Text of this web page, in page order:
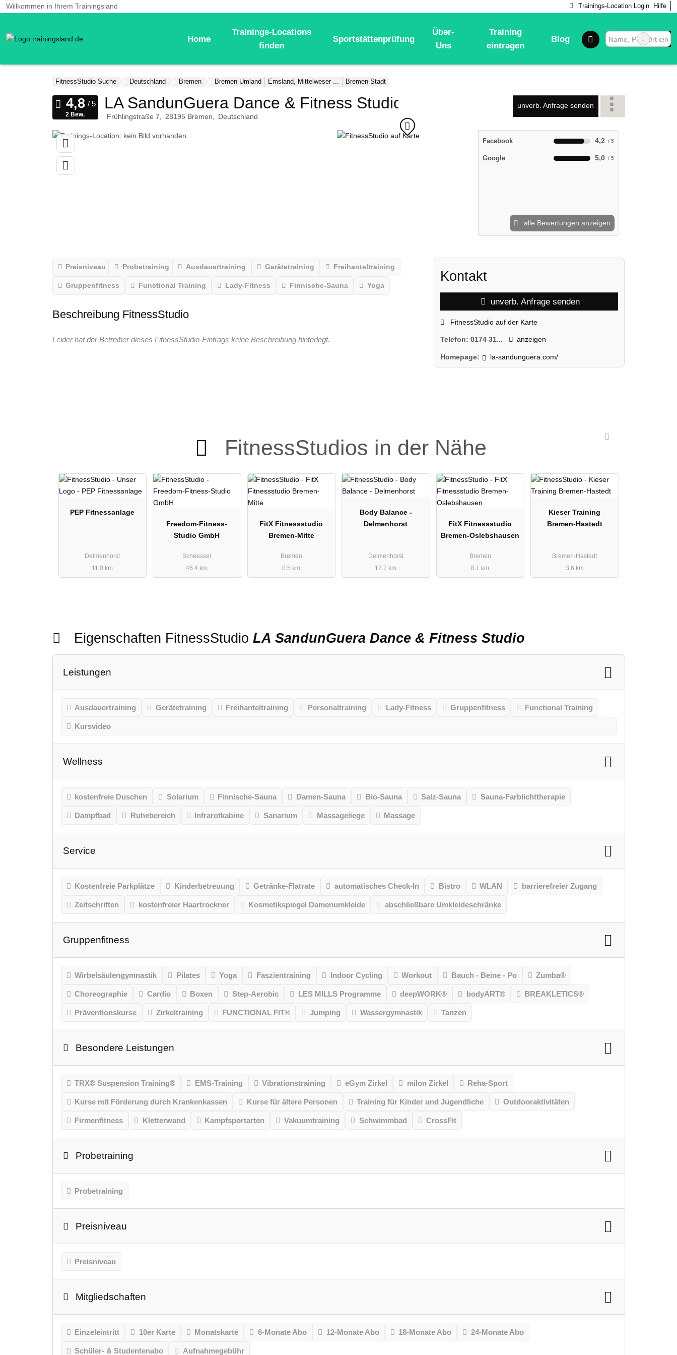
Willkommen in Ihrem Trainingsland Trainings-Location Login Hilfe
Home
Trainings-Locations
finden
Sportstättenprüfung
Über-
Uns
Training
eintragen
Blog
FitnessStudio Suche Deutschland Bremen Bremen-Umland Emsland, Mittelweser ... Bremen-Stadt
LA SandunGuera Dance & Fitness Studio
Frühlingstraße 7 28195 Bremen Deutschland
unverb. Anfrage senden
2 Bew.
Facebook 4,2
Google 5,0
alle Bewertungen anzeigen
Preisniveau Probetraining Ausdauertraining Gerätetraining Freihanteltraining
Gruppenfitness Functional Training Lady-Fitness Finnische-Sauna Yoga
Beschreibung FitnessStudio
Leider hat der Betreiber dieses FitnessStudio-Eintrags keine Beschreibung hinterlegt.
Kontakt
unverb. Anfrage senden
FitnessStudio auf der Karte
Telefon:0174 31... anzeigen
Homepage: la-sandunguera.com/
FitnessStudios in der Nähe
PEP Fitnessanlage
Delmenhorst
11.0 km
Freedom-Fitness-
Studio GmbH
Scheessel
46.4 km
FitX Fitnessstudio
Bremen-Mitte
Bremen
0.5 km
Body Balance -
Delmenhorst
Delmenhorst
12.7 km
FitX Fitnessstudio
Bremen-Oslebshausen
Bremen
8.1 km
Kieser Training
Bremen-Hastedt
Bremen-Hastedt
3.6 km
Eigenschaften FitnessStudioLA SandunGuera Dance & Fitness Studio
Leistungen
Ausdauertraining Gerätetraining Freihanteltraining Personaltraining Lady-Fitness Gruppenfitness Functional Training
Kursvideo
Wellness
kostenfreie Duschen Solarium Finnische-Sauna Damen-Sauna Bio-Sauna Salz-Sauna Sauna-Farblichttherapie
Dampfbad Ruhebereich Infrarotkabine Sanarium Massageliege Massage
Service
Kostenfreie Parkplätze Kinderbetreuung Getränke-Flatrate automatisches Check-In Bistro WLAN barrierefreier Zugang
Zeitschriften kostenfreier Haartrockner Kosmetikspiegel Damenumkleide abschließbare Umkleideschränke
Gruppenfitness
Wirbelsäulengymnastik Pilates Yoga Faszientraining Indoor Cycling Workout Bauch - Beine - Po Zumba®
Choreographie Cardio Boxen Step-Aerobic LES MILLS Programme deepWORK® bodyART® BREAKLETICS®
Präventionskurse Zirkeltraining FUNCTIONAL FIT® Jumping Wassergymnastik Tanzen
Besondere Leistungen
TRX® Suspension Training® EMS-Training Vibrationstraining eGym Zirkel milon Zirkel Reha-Sport
Kurse mit Förderung durch Krankenkassen Kurse für ältere Personen Training für Kinder und Jugendliche Outdooraktivitäten
Firmenfitness Kletterwand Kampfsportarten Vakuumtraining Schwimmbad CrossFit
Probetraining
Probetraining
Preisniveau
Preisniveau
Mitgliedschaften
Einzeleintritt 10er Karte Monatskarte 6-Monate Abo 12-Monate Abo 18-Monate Abo 24-Monate Abo
Schüler- & Studentenabo Aufnahmegebühr